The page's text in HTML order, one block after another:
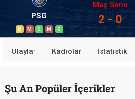
PSG
B M G M G
Maç Sonu
2 - 0
Olaylar Kadrolar İstatistik
Şu An Popüler İçerikler